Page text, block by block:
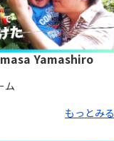
Yamashiro
ム
もっとみる